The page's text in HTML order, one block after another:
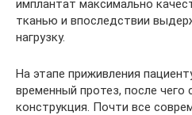
имплантат максимально
тканью и впоследствии
нагрузку.
На этапе приживления
временный протез, после чего
конструкция. Почти все